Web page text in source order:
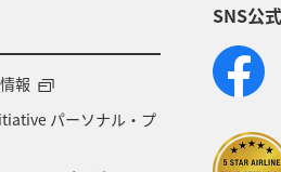
宮城県
秋田県
ANA CA's Note
報
パーソナル・プ
SNS公